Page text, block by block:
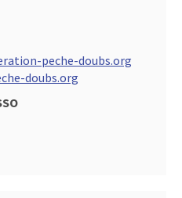
peche-doubs.org
doubs.org